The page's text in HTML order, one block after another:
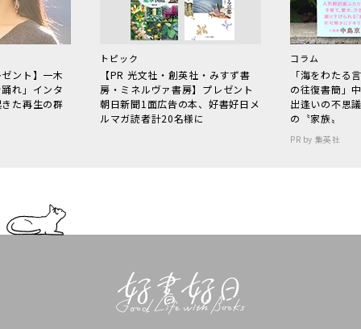
ント】一木
れ」インタ
た再生の群
トピック
【PR 光文社・創英社・みすず書
房・ミネルヴァ書房】プレゼント
朝日新聞1面広告の本、好書好日メ
ルマガ読者計20名様に
コラム
「海をわた
の往復書簡」
出逢いの不思
の〝家族〟
PR by 集英社